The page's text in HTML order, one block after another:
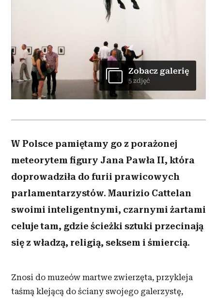
Zobacz galerię
5 zdjęć
W Polsce pamiętamy go z porażonej
meteorytem figury Jana Pawła II, która
doprowadziła do furii prawicowych
parlamentarzystów. Maurizio Cattelan
swoimi inteligentnymi, czarnymi żartami
celuje tam, gdzie ścieżki sztuki przecinają
się z władzą, religią, seksem i śmiercią.
Znosi do muzeów martwe zwierzęta, przykleja
taśmą klejącą do ściany swojego galerzystę,